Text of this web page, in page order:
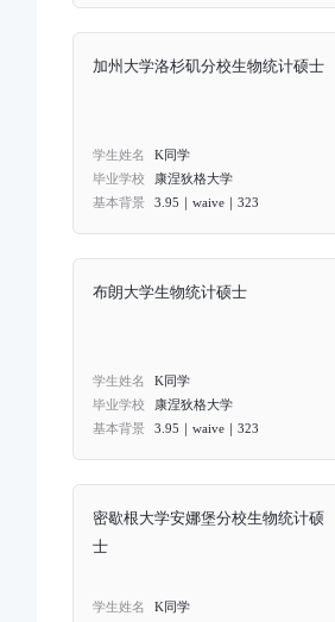
加州大学洛杉矶分校生物统计硕士
学生姓名
K同学
毕业学校
康涅狄格大学
基本背景
3.95｜waive｜323
布朗大学生物统计硕士
学生姓名
K同学
毕业学校
康涅狄格大学
基本背景
3.95｜waive｜323
密歇根大学安娜堡分校生物统计硕
士
学生姓名
K同学